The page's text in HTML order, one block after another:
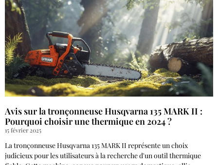
Avis sur la tronçonneuse Husqvarna 135 MARK II :
Pourquoi choisir une thermique en 2024 ?
15 février 2025
La tronçonneuse Husqvarna 135 MARK II représente un choix
judicieux pour les utilisateurs à la recherche d'un outil thermique